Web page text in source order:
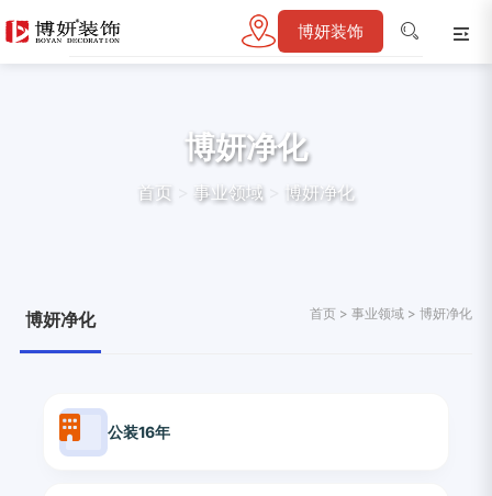
博妍装饰
博妍净化
首页 事业领域 博妍净化
博妍净化 首页 >事业领域 >博妍净化
公装16年